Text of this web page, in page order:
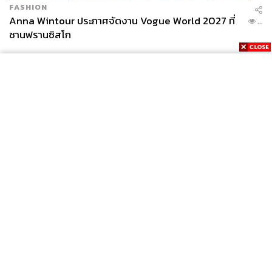
FASHION
Anna Wintour ประกาศจัดงาน Vogue World 2027 ที่
ซานฟรานซิสโก
...